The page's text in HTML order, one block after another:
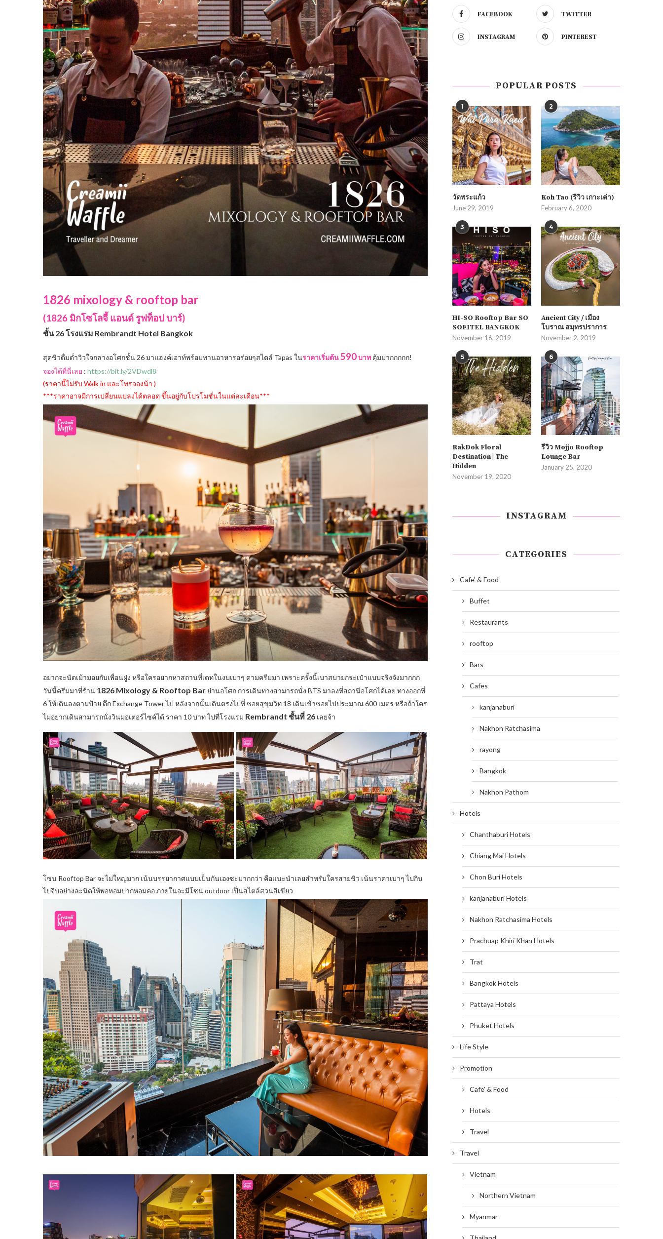
1826 mixology & rooftop bar
(1826 มิกโซโลจี้ แอนด์ รูฟท็อป บาร์)
ชั้น 26 โรงแรม Rembrandt Hotel Bangkok
สุดชิวดื่มด่ำวิวใจกลางอโศกชั้น 26 มาแฮงค์เอาท์พร้อมทานอาหารอร่อยๆสไตล์ Tapas ในราคาเริ่มต้น590บาท คุ้มมากกกกก!
จองได้ที่นี่เลย : https://bit.ly/2VDwdl8
(ราคานี้ไม่รับ Walk in และโทรจองน้า )
***ราคาอาจมีการเปลี่ยนแปลงได้ตลอด ขึ้นอยู่กับโปรโมชั่นในแต่ละเดือน***
อยากจะนัดเม้ามอยกับเพื่อนฝูง หรือใครอยากหาสถานที่เดทในงบเบาๆ ตามครีมมา เพราะครั้งนี้เบาสบายกระเป๋าแบบจริงจังมากกก
วันนี้ครีมมาที่ร้าน 1826 Mixology & Rooftop Bar ย่านอโศก การเดินทางสามารถนั่ง BTS มาลงที่สถานีอโศกได้เลย ทางออกที่
6 ให้เดินลงตามป้าย ตึก Exchange Tower ไป หลังจากนั้นเดินตรงไปที่ ซอยสุขุมวิท 18 เดินเข้าซอยไปประมาณ 600 เมตร หรือถ้าใคร
ไม่อยากเดินสามารถนั่งวินมอเตอร์ไซค์ได้ ราคา 10 บาท ไปที่โรงแรม Rembrandt ชั้นที่ 26 เลยจ้า
โซน Rooftop Bar จะไม่ใหญ่มาก เน้นบรรยากาศแบบเป็นกันเองซะมากกว่า คือแนะนำเลยสำหรับใครสายชิว เน้นราคาเบาๆ ไปกิน
ไปจิบอย่างละนิดให้พอหอมปากหอมคอ ภายในจะมีโซน outdoor เป็นสไตล์สวนสีเขียว
FACEBOOK TWITTER
INSTAGRAM PINTEREST
POPULAR POSTS
1
วัดพระแก้ว
June 29, 2019
2
Koh Tao (รีวิว เกาะเต่า)
February 6, 2020
3
HI-SO Rooftop Bar SO
SOFITEL BANGKOK
November 16, 2019
4
Ancient City / เมือง
โบราณ สมุทรปราการ
November 2, 2019
5
RakDok Floral
Destination | The
Hidden
November 19, 2020
6
รีวิว Mojjo Rooftop
Lounge Bar
January 25, 2020
INSTAGRAM
CATEGORIES
Cafe' & Food
Buffet
Restaurants
rooftop
Bars
Cafes
kanjanaburi
Nakhon Ratchasima
rayong
Bangkok
Nakhon Pathom
Hotels
Chanthaburi Hotels
Chiang Mai Hotels
Chon Buri Hotels
kanjanaburi Hotels
Nakhon Ratchasima Hotels
Prachuap Khiri Khan Hotels
Trat
Bangkok Hotels
Pattaya Hotels
Phuket Hotels
Life Style
Promotion
Cafe' & Food
Hotels
Travel
Travel
Vietnam
Northern Vietnam
Myanmar